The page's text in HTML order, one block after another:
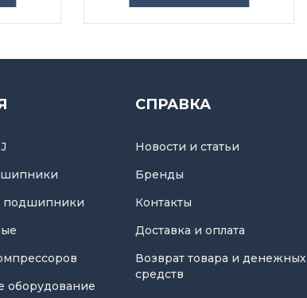
подшипники
оборудование
СПРАВКА
Новости и статьи
Бренды
Контакты
Доставка и оплата
Возврат товара и денежных
средств